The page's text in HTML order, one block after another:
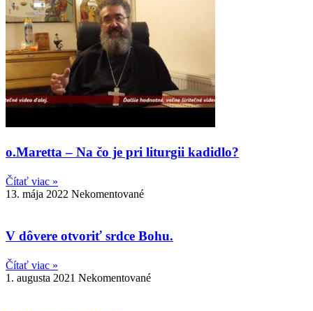
o.Maretta – Na čo je pri liturgii kadidlo?
Čítať viac »
13. mája 2022 Nekomentované
V dôvere otvoriť srdce Bohu.
Čítať viac »
1. augusta 2021 Nekomentované